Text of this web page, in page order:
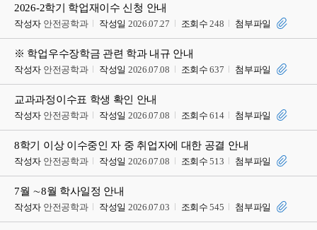
2026-2학기 학업재이수 신청 안내
작성자 안전공학과 작성일 2026.07.27 조회수 248 첨부파일
※ 학업우수장학금 관련 학과 내규 안내
작성자 안전공학과 작성일 2026.07.08 조회수 637 첨부파일
교과과정이수표 학생 확인 안내
작성자 안전공학과 작성일 2026.07.08 조회수 614 첨부파일
8학기 이상 이수중인 자 중 취업자에 대한 공결 안내
작성자 안전공학과 작성일 2026.07.08 조회수 513 첨부파일
7월 ∼8월 학사일정 안내
작성자 안전공학과 작성일 2026.07.03 조회수 545 첨부파일